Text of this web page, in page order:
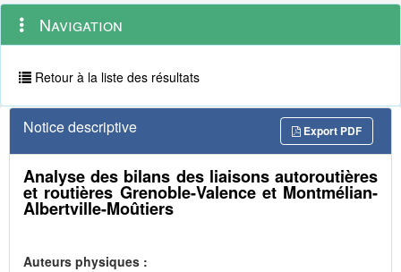
Navigation
outils
Menu
contextuel
Navigation
Retour à la liste des résultats
Notice descriptive Export PDF
Analyse des bilans des liaisons autoroutières
et routières Grenoble-Valence et Montmélian-
Albertville-Moûtiers
Auteurs physiques :